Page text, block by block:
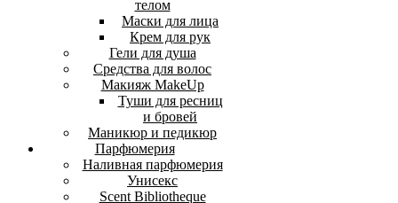
телом
Маски для лица
Крем для рук
Гели для душа
Средства для волос
Макияж MakeUp
Туши для ресниц
и бровей
Маникюр и педикюр
Парфюмерия
Наливная парфюмерия
Унисекс
Scent Bibliotheque